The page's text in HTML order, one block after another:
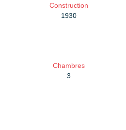
Construction
1930
Chambres
3